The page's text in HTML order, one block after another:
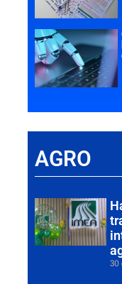
AGRO
30